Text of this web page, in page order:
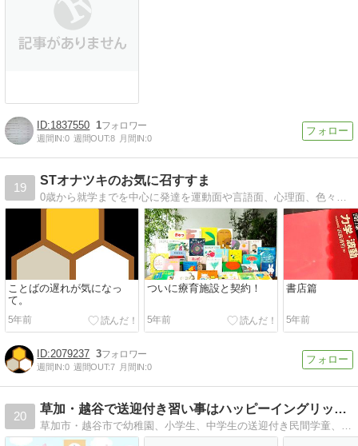
1837550 1
週間IN:0 週間OUT:8 月間IN:0
19
STオナツキのお気に召すすま
0歳から就学までを中心に発達を運動面や言語面、心理面、色々な角度からまとめてみたいと思います！ 教科書的に小難しくでは無く、より生活に近い、あるあるー！な感覚を大切にがモットー。
ことばの遅れが気になっ
て。
5年前
ついに療育施設と契約！
5年前
書店篇
5年前
2079237 3
週間IN:0 週間OUT:7 月間IN:0
20
草加・越谷で送迎付き習い事はハッピーイングリッシュアカデミー
草加市・越谷市で幼稚園、小学生、中学生の送迎付き民間学童、習い事（英会話、かけっこ、硬筆、書道、個別指導）をお探しなら、Happy English Academy（080-9426-5944）へ。草加市・越谷市でいつから習い事を始めますか？